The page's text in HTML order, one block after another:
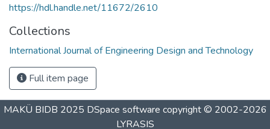
https://hdl.handle.net/11672/2610
Collections
International Journal of Engineering Design and Technology
Full item page
MAKÜ BIDB 2025 DSpace software copyright © 2002-2026
LYRASIS